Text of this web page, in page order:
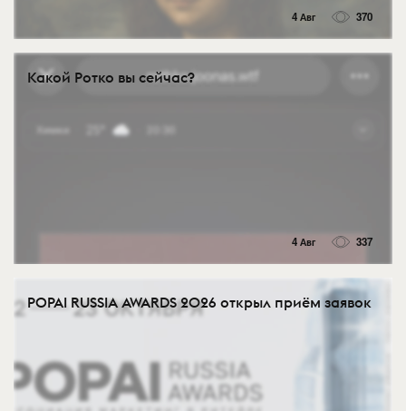
4 Авг 370
Какой Ротко вы сейчас?
4 Авг 337
POPAI RUSSIA AWARDS 2026 открыл приём заявок